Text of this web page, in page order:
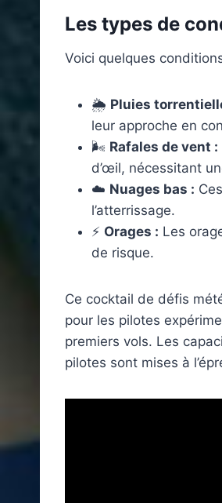
Les types de
Voici quelques
🌦️ Pluies
leur approche en
🌬️ Rafales de vent :
d’œil, nécessitant
☁️ Nuages bas :
l’atterrissage.
⚡ Orages : Les
de risque.
Ce cocktail de défis
pour les pilotes
premiers vols. Les
pilotes sont mises à